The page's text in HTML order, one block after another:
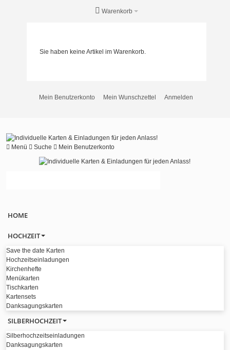
Warenkorb
Sie haben keine Artikel im Warenkorb.
Mein Benutzerkonto Mein Wunschzettel Anmelden
Menü Suche Mein Benutzerkonto
HOME
HOCHZEIT
Save the date Karten
Hochzeitseinladungen
Kirchenhefte
Menükarten
Tischkarten
Kartensets
Danksagungskarten
SILBERHOCHZEIT
Silberhochzeitseinladungen
Danksagungskarten